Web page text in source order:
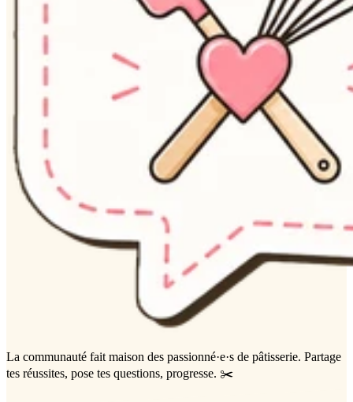
La communauté fait maison des passionné·e·s de pâtisserie. Partage
tes réussites, pose tes questions, progresse. ✂️